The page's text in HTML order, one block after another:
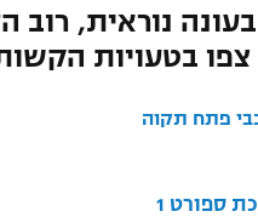
נוראית, רוב
בטעויות
פתח תקוה
ספורט 1